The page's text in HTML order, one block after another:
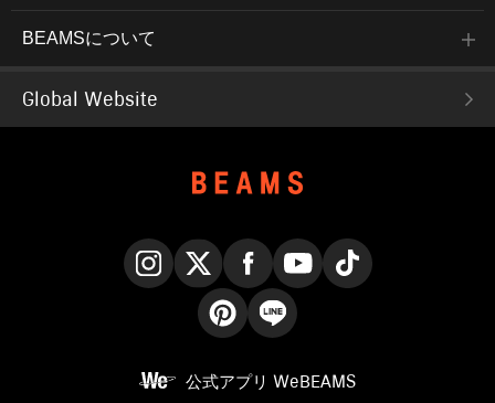
BEAMSについて
Global Website
公式アプリ WeBEAMS